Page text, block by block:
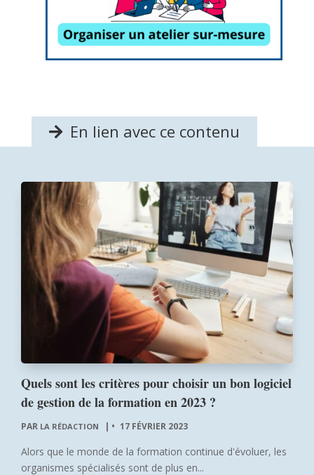
En lien avec ce contenu
Quels sont les critères pour choisir un bon logiciel
de gestion de la formation en 2023 ?
PAR LA RÉDACTION | 17 FÉVRIER 2023
Alors que le monde de la formation continue d'évoluer, les
organismes spécialisés sont de plus en...